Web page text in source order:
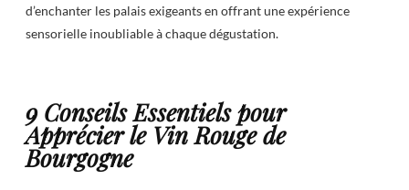
d’enchanter les palais exigeants en offrant une expérience
sensorielle inoubliable à chaque dégustation.
9 Conseils Essentiels pour
Apprécier le Vin Rouge de
Bourgogne